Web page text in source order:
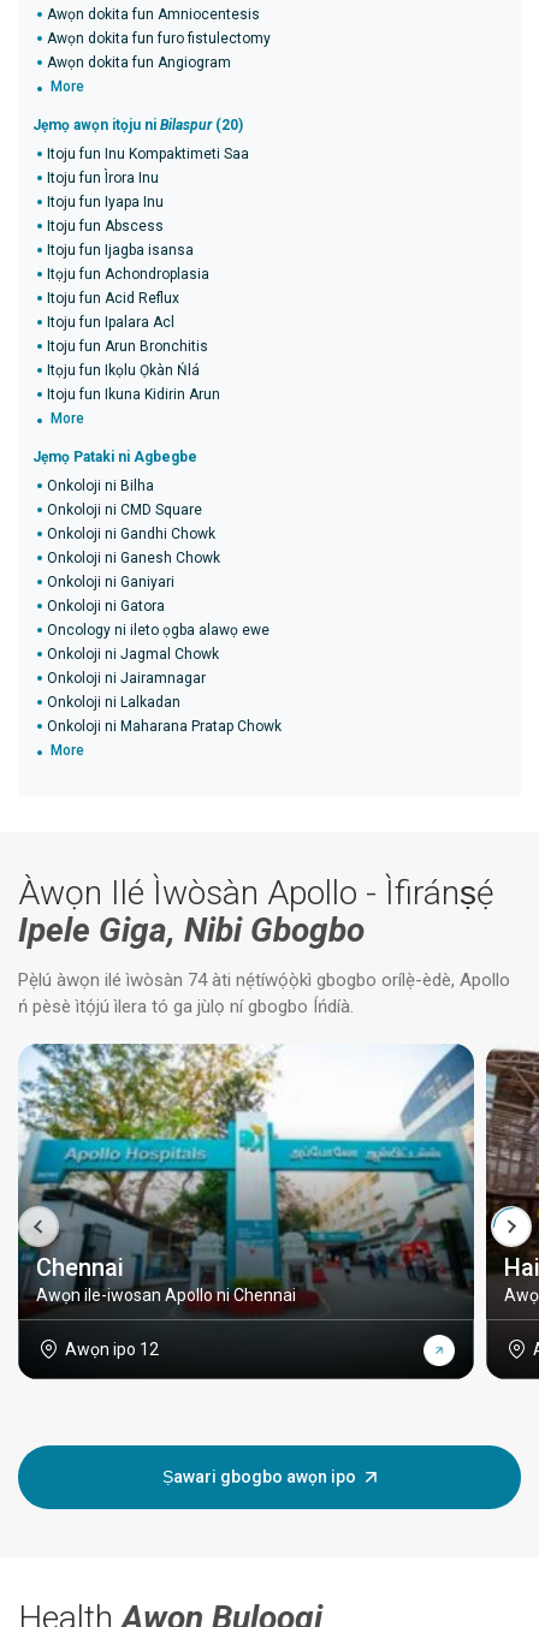
Awọn dokita fun Amniocentesis
Awọn dokita fun furo fistulectomy
Awọn dokita fun Angiogram
More
Jẹmọ awọn itọju ni Bilaspur(20)
Itoju fun Inu Kompaktimeti Saa
Itoju fun Ìrora Inu
Itoju fun Iyapa Inu
Itoju fun Abscess
Itoju fun Ijagba isansa
Itọju fun Achondroplasia
Itoju fun Acid Reflux
Itoju fun Ipalara Acl
Itoju fun Arun Bronchitis
Itọju fun Ikọlu Ọkàn Ńlá
Itoju fun Ikuna Kidirin Arun
More
Jẹmọ Pataki ni Agbegbe
Onkoloji ni Bilha
Onkoloji ni CMD Square
Onkoloji ni Gandhi Chowk
Onkoloji ni Ganesh Chowk
Onkoloji ni Ganiyari
Onkoloji ni Gatora
Oncology ni ileto ọgba alawọ ewe
Onkoloji ni Jagmal Chowk
Onkoloji ni Jairamnagar
Onkoloji ni Lalkadan
Onkoloji ni Maharana Pratap Chowk
More
Àwọn Ilé Ìwòsàn Apollo - Ìfiránṣẹ́
Ipele Giga, Nibi Gbogbo
Pẹ̀lú àwọn ilé ìwòsàn 74 àti nẹ́tíwọ́ọ̀kì gbogbo orílẹ̀-èdè, Apollo
ń pèsè ìtọ́jú ìlera tó ga jùlọ ní gbogbo Íńdíà.
Chennai
Awọn ile-iwosan Apollo ni Chennai
Awọn ipo 12
Ṣawari gbogbo awọn ipo
HealthAwọn Bulọọgi